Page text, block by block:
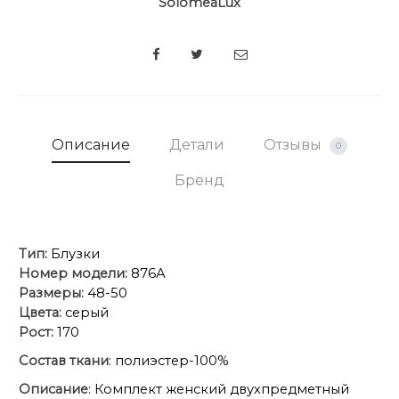
SHARE
Описание Детали Отзывы 0
Бренд
Тип: Блузки
Номер модели: 876А
Размеры: 48-50
Цвета: серый
Рост: 170
Состав ткани: полиэстер-100%
Описание: Комплект женский двухпредметный